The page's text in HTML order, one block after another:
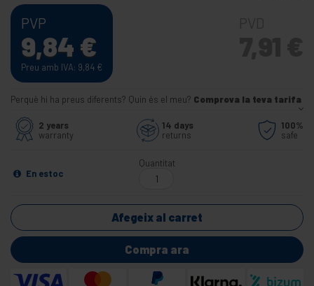
PVP
9,84 €
Preu amb IVA: 9,84 €
Perquè hi ha preus diferents? Quin és el meu? Comprova la teva tarifa
2 years
warranty
14 days
returns
100%
safe
En estoc
Quantitat
Afegeix al carret
Compra ara